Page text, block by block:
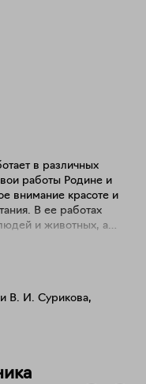
в различных
работы Родине и
внимание красоте и
В ее работах
и животных, а
участница
В. И. Сурикова,